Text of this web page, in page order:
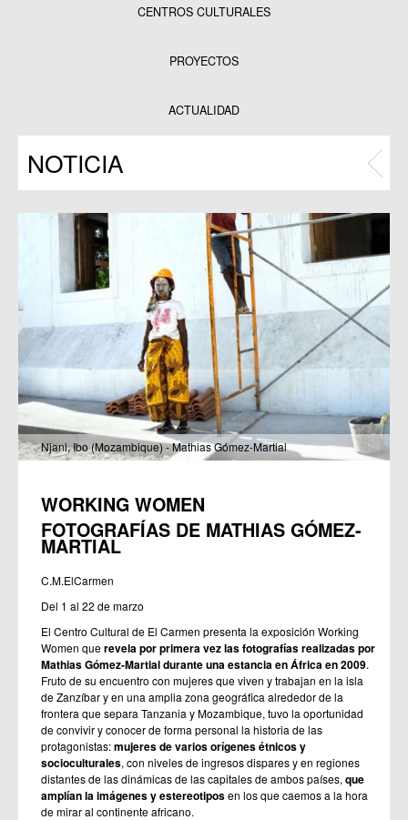
CENTROS CULTURALES
PROYECTOS
Programas
ACTUALIDAD
NOTICIA
Njani, Ibo (Mozambique) - Mathias Gómez-Martial
WORKING WOMEN
FOTOGRAFÍAS DE MATHIAS GÓMEZ-
MARTIAL
C.M.ElCarmen
Del 1 al 22 de marzo
El Centro Cultural de El Carmen presenta la exposición Working
Women querevela por primera vez las fotografías realizadas por
Mathias Gómez-Martial durante una estancia en África en 2009.
Fruto de su encuentro con mujeres que viven y trabajan en la isla
de Zanzíbar y en una amplia zona geográfica alrededor de la
frontera que separa Tanzania y Mozambique, tuvo la oportunidad
de convivir y conocer de forma personal la historia de las
protagonistas:mujeres de varios orígenes étnicos y
socioculturales, con niveles de ingresos dispares y en regiones
distantes de las dinámicas de las capitales de ambos países, que
amplían la imágenes y estereotiposen los que caemos a la hora
de mirar al continente africano.